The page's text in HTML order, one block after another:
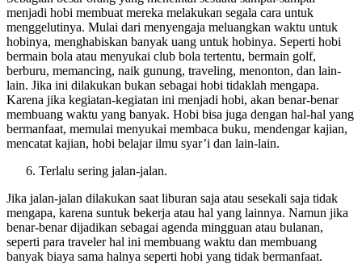
Sebagian besar orang yang mencintai sesuatu sampai-sampai
menjadi hobi membuat mereka melakukan segala cara untuk
menggelutinya. Mulai dari menyengaja meluangkan waktu untuk
hobinya, menghabiskan banyak uang untuk hobinya. Seperti hobi
bermain bola atau menyukai club bola tertentu, bermain golf,
berburu, memancing, naik gunung, traveling, menonton, dan lain-
lain. Jika ini dilakukan bukan sebagai hobi tidaklah mengapa.
Karena jika kegiatan-kegiatan ini menjadi hobi, akan benar-benar
membuang waktu yang banyak. Hobi bisa juga dengan hal-hal yang
bermanfaat, memulai menyukai membaca buku, mendengar kajian,
Jika jalan-jalan dilakukan saat liburan saja atau sesekali saja tidak
mengapa, karena suntuk bekerja atau hal yang lainnya. Namun jika
benar-benar dijadikan sebagai agenda mingguan atau bulanan,
seperti para traveler hal ini membuang waktu dan membuang